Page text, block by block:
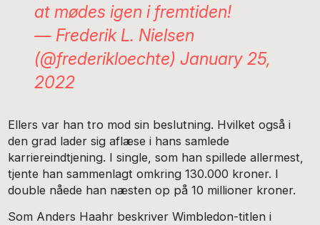
at mødes igen i fremtiden!
— Frederik L. Nielsen
(@frederikloechte) January 25,
2022
Ellers var han tro mod sin beslutning. Hvilket også i
den grad lader sig aflæse i hans samlede
karriereindtjening. I single, som han spillede allermest,
tjente han sammenlagt omkring 130.000 kroner. I
double nåede han næsten op på 10 millioner kroner.
Som Anders Haahr beskriver Wimbledon-titlen i